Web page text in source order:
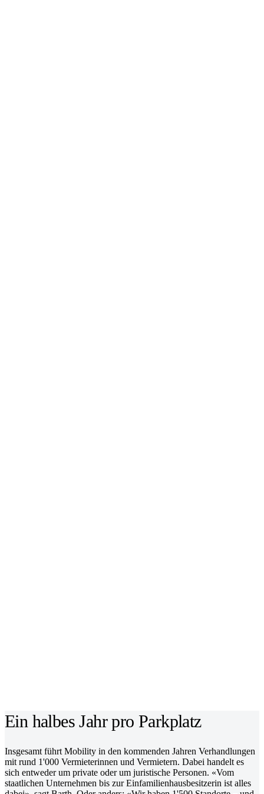
Ein halbes Jahr pro Parkplatz
Insgesamt führt Mobility in den kommenden Jahren Verhandlungen
mit rund 1'000 Vermieterinnen und Vermietern. Dabei handelt es
sich entweder um private oder um juristische Personen. «Vom
staatlichen Unternehmen bis zur Einfamilienhausbesitzerin ist alles